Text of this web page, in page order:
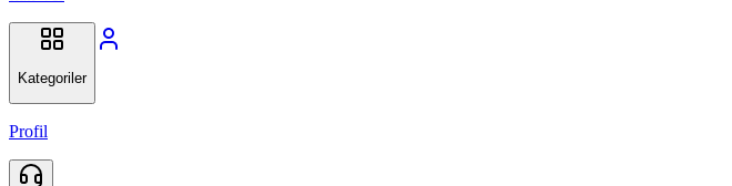
Kategoriler
Profil